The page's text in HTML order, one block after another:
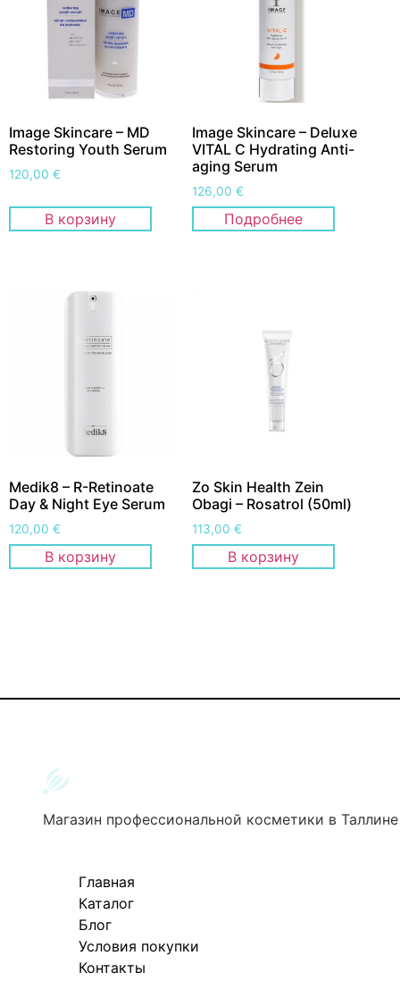
Image Skincare – MD
Restoring Youth Serum
120,00 €
В корзину
Image Skincare – Deluxe
VITAL C Hydrating Anti-
aging Serum
126,00€
Подробнее
Medik8 – R-Retinoate
Day & Night Eye Serum
120,00 €
В корзину
Zo Skin Health Zein
Obagi – Rosatrol (50ml)
113,00€
В корзину
Магазин профессиональной косметики в Таллине
Главная
Каталог
Блог
Условия покупки
Контакты